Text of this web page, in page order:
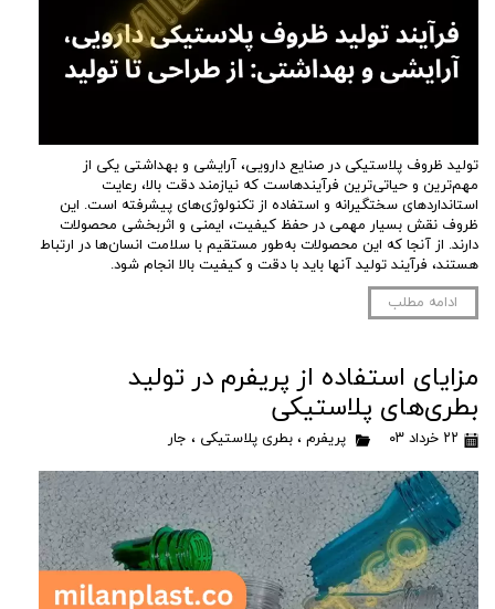
تولید ظروف پلاستیکی در صنایع دارویی، آرایشی و بهداشتی یکی از
مهم‌ترین و حیاتی‌ترین فرآیندهاست که نیازمند دقت بالا، رعایت
استانداردهای سختگیرانه و استفاده از تکنولوژی‌های پیشرفته است. این
ظروف نقش بسیار مهمی در حفظ کیفیت، ایمنی و اثربخشی محصولات
دارند. از آنجا که این محصولات به‌طور مستقیم با سلامت انسان‌ها در ارتباط
هستند، فرآیند تولید آنها باید با دقت و کیفیت بالا انجام شود.
ادامه مطلب
مزایای استفاده از پریفرم در تولید
بطری‌های پلاستیکی
۲۲ خرداد ۰۳ پریفرم ، بطری پلاستیکی ، جار